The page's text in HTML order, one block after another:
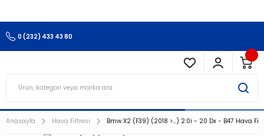
0 (232) 433 43 80
Anasayfa Hava Filtresi Bmw X2 (F39) (2018 >…) 2.0i - 20 Dx - B47 Hava